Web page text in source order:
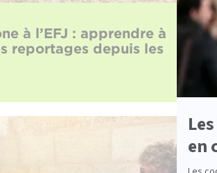
à l’EFJ : apprendre à
reportages depuis les